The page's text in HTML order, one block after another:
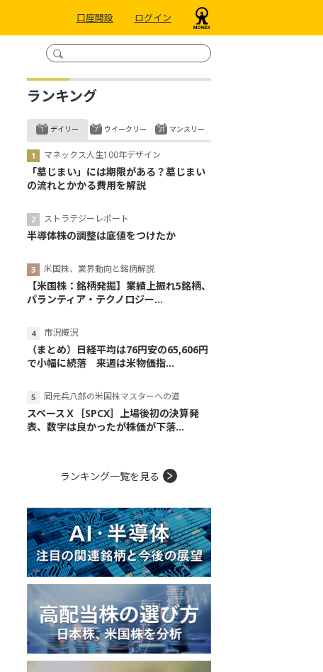
口座開設 ログイン
ランキング
デイリー
マネックス人生100年デザイン
「墓じまい」には期限がある？墓じまい
の流れとかかる費用を解説
ストラテジーレポート
半導体株の調整は底値をつけたか
米国株、業界動向と銘柄解説
【米国株：銘柄発掘】業績上振れ5銘柄、
パランティア・テクノロジー...
市況概況
（まとめ）日経平均は76円安の65,606円
で小幅に続落 来週は米物価指...
岡元兵八郎の米国株マスターへの道
スペースＸ［SPCX］上場後初の決算発
表、数字は良かったが株価が下落...
ウイークリー マンスリー
ランキング一覧を見る